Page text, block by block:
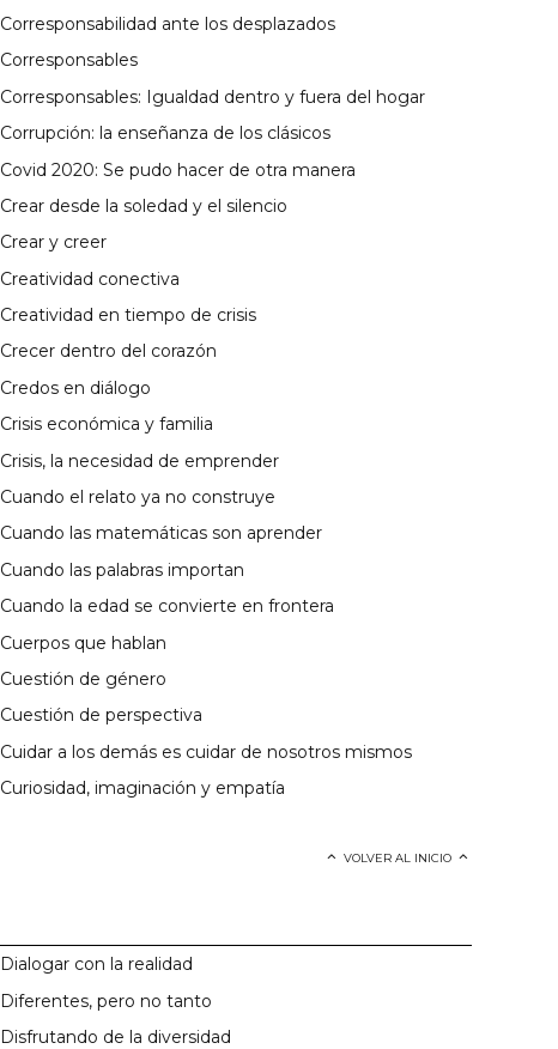
Corresponsabilidad ante los desplazados
Corresponsables
Corresponsables: Igualdad dentro y fuera del hogar
Corrupción: la enseñanza de los clásicos
Covid 2020: Se pudo hacer de otra manera
Crear desde la soledad y el silencio
Crear y creer
Creatividad conectiva
Creatividad en tiempo de crisis
Crecer dentro del corazón
Credos en diálogo
Crisis económica y familia
Crisis, la necesidad de emprender
Cuando el relato ya no construye
Cuando las matemáticas son aprender
Cuando las palabras importan
Cuando la edad se convierte en frontera
Cuerpos que hablan
Cuestión de género
Cuestión de perspectiva
Cuidar a los demás es cuidar de nosotros mismos
Curiosidad, imaginación y empatía
VOLVER AL INICIO
Dialogar con la realidad
Diferentes, pero no tanto
Disfrutando de la diversidad